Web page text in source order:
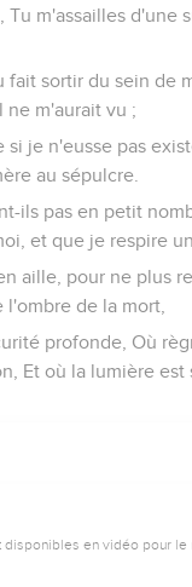
Tu m'assailles d'une
fait sortir du sein de
ne m'aurait vu ;
si je n'eusse pas
au sépulcre.
ils pas en petit
et que je respire
aille, pour ne plus
l'ombre de la mort,
profonde, Où
Et où la lumière est
en vidéo pour le